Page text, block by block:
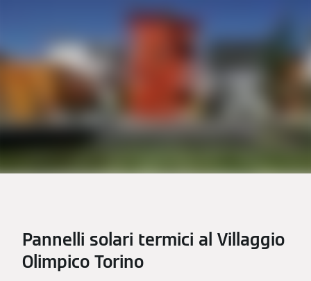
Pannelli solari termici al Villaggio
Olimpico Torino